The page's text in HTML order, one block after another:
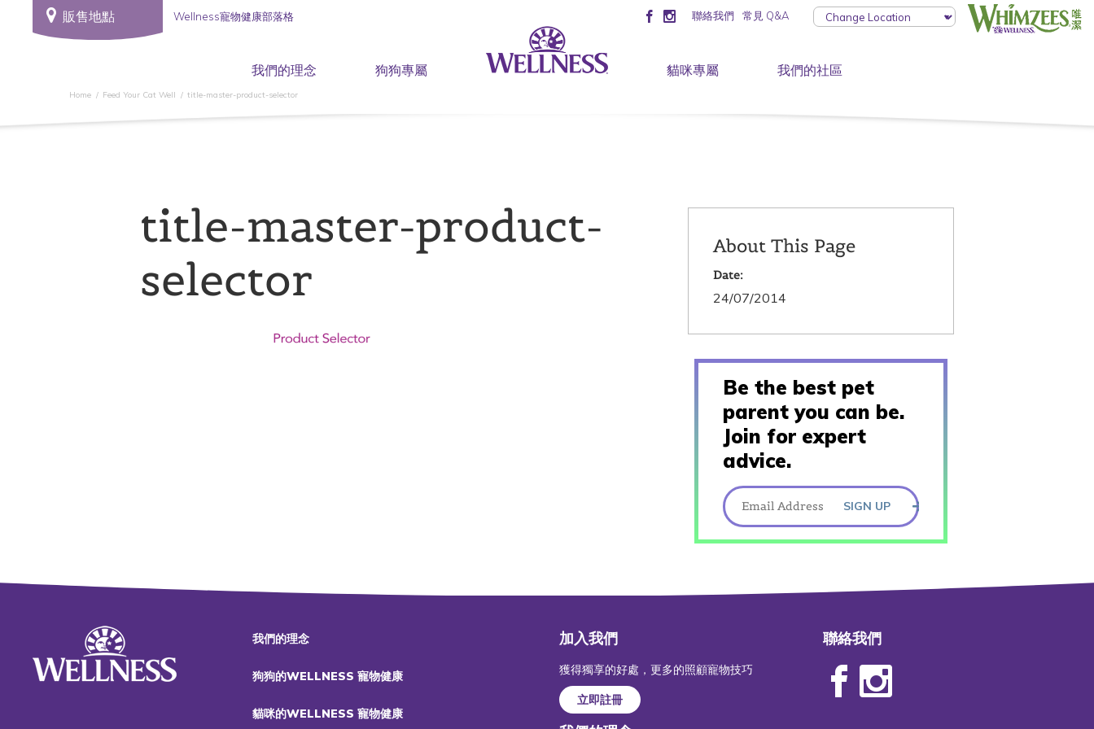
販售地點 Wellness寵物健康部落格 聯絡我們 常見 Q&A
我們的理念 狗狗專屬 貓咪專屬 我們的社區
Home Feed Your Cat Well title-master-product-selector
title-master-product-
selector
About This Page
Date:
24/07/2014
Be the best pet
parent you can be.
Join for expert
advice.
SIGN UP
我們的理念
狗狗的WELLNESS 寵物健康
貓咪的WELLNESS 寵物健康
加入我們
獲得獨享的好處，更多的照顧寵物技巧
立即註冊
聯絡我們